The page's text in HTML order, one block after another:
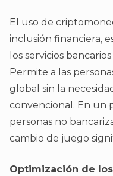
El uso de
inclusión financiera,
los servicios
Permite a las
global sin la
convencional. En un
personas no
cambio de juego
Optimización de